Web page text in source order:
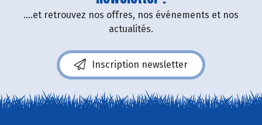
....et retrouvez nos offres, nos événements et nos
actualités.
Inscription newsletter